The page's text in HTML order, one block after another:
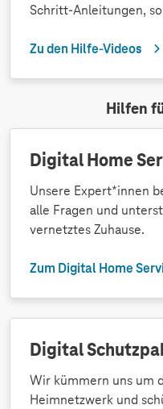
Schritt-Anleitungen,
Zu den Hilfe-Videos
Hilfen
Digital Home
Unsere Expert*innen
alle Fragen und
vernetztes Zuhause.
Zum Digital Home
Digital
Wir kümmern uns um
Heimnetzwerk und